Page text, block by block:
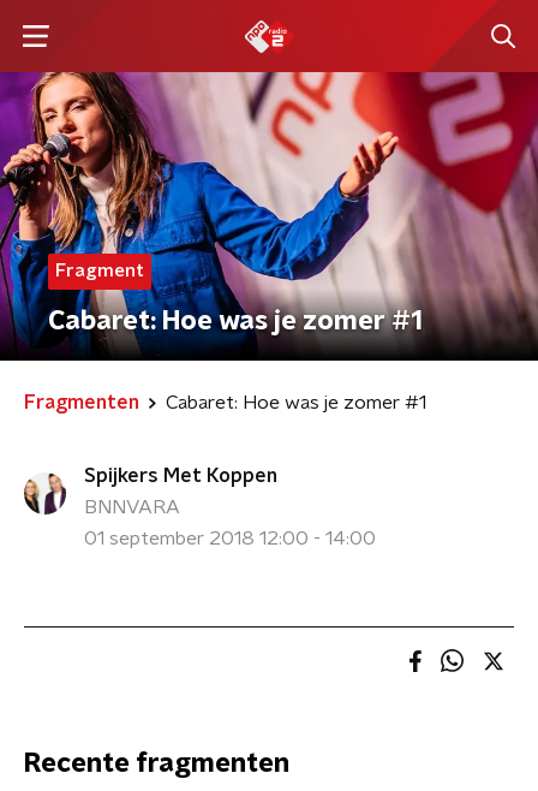
Fragment
Cabaret: Hoe was je zomer #1
Fragmenten Cabaret: Hoe was je zomer #1
Spijkers Met Koppen
BNNVARA
01 september 2018 12:00 - 14:00
Recente fragmenten